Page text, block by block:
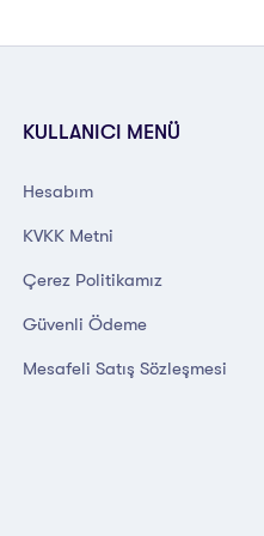
KULLANICI MENÜ
Hesabım
KVKK Metni
Çerez Politikamız
Güvenli Ödeme
Mesafeli Satış Sözleşmesi